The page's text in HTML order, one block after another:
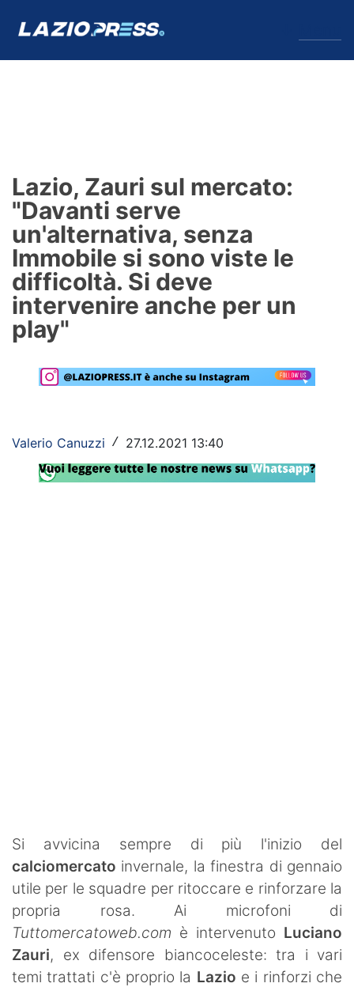
Formello
Infortuni
Primavera
Calciomercato
Lazio Women
Rassegna Lazio
Calcio
Serie A
Lazio, Zauri sul mercato:
"Davanti serve
un'alternativa, senza
Immobile si sono viste le
difficoltà. Si deve
intervenire anche per un
play"
Valerio Canuzzi / 27.12.2021 13:40
Si avvicina sempre di più l'inizio del
calciomercato invernale, la finestra di gennaio
utile per le squadre per ritoccare e rinforzare la
propria rosa. Ai microfoni di
Tuttomercatoweb.com è intervenuto Luciano
Zauri, ex difensore biancoceleste: tra i vari
temi trattati c'è proprio la Lazio e i rinforzi che